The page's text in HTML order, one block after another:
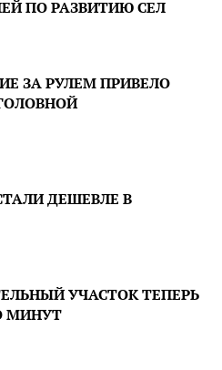
ПО РАЗВИТИЮ СЕЛ
ЗА РУЛЕМ ПРИВЕЛО
ДЕШЕВЛЕ В
УЧАСТОК ТЕПЕРЬ
МИНУТ